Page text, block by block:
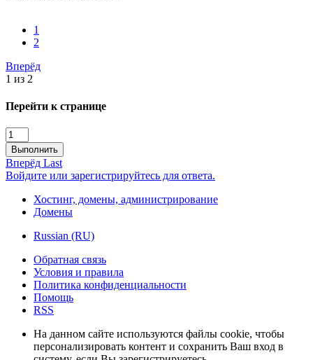
1
2
Вперёд
1 из 2
Перейти к странице
Выполнить
Вперёд Last
Войдите или зарегистрируйтесь для ответа.
Хостинг, домены, администрирование
Домены
Russian (RU)
Обратная связь
Условия и правила
Политика конфиденциальности
Помощь
RSS
На данном сайте используются файлы cookie, чтобы
персонализировать контент и сохранить Ваш вход в